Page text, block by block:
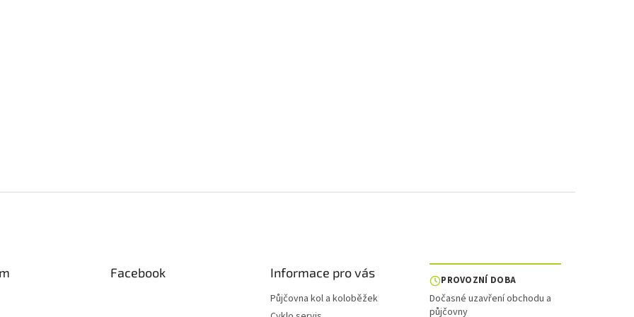
Facebook Informace pro vás
Půjčovna kol a koloběžek
PROVOZNÍ DOBA
Dočasné uzavření obchodu a
půjčovny